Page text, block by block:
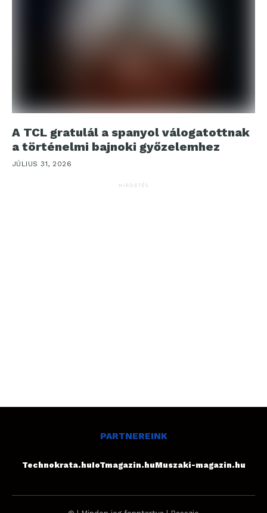
A TCL gratulál a spanyol válogatottnak
a történelmi bajnoki győzelemhez
JÚLIUS 31, 2026
HIRDETÉS
PARTNEREINK
Technokrata.huIoTmagazin.huMuszaki-magazin.hu